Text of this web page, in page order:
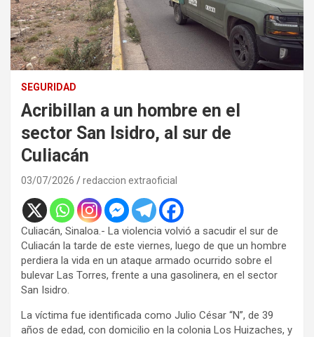
SEGURIDAD
Acribillan a un hombre en el
sector San Isidro, al sur de
Culiacán
03/07/2026 redaccion extraoficial
Culiacán, Sinaloa.- La violencia volvió a sacudir el sur de
Culiacán la tarde de este viernes, luego de que un hombre
perdiera la vida en un ataque armado ocurrido sobre el
bulevar Las Torres, frente a una gasolinera, en el sector
San Isidro.
La víctima fue identificada como Julio César “N”, de 39
años de edad, con domicilio en la colonia Los Huizaches, y